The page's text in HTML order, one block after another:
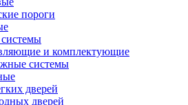
пороги
и комплектующие
системы
дверей
дверей